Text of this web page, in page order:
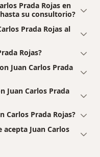
Prada Rojas en
su consultorio?
Prada Rojas al
Rojas?
Juan Carlos Prada
Juan Carlos Prada
Carlos Prada Rojas?
acepta Juan Carlos